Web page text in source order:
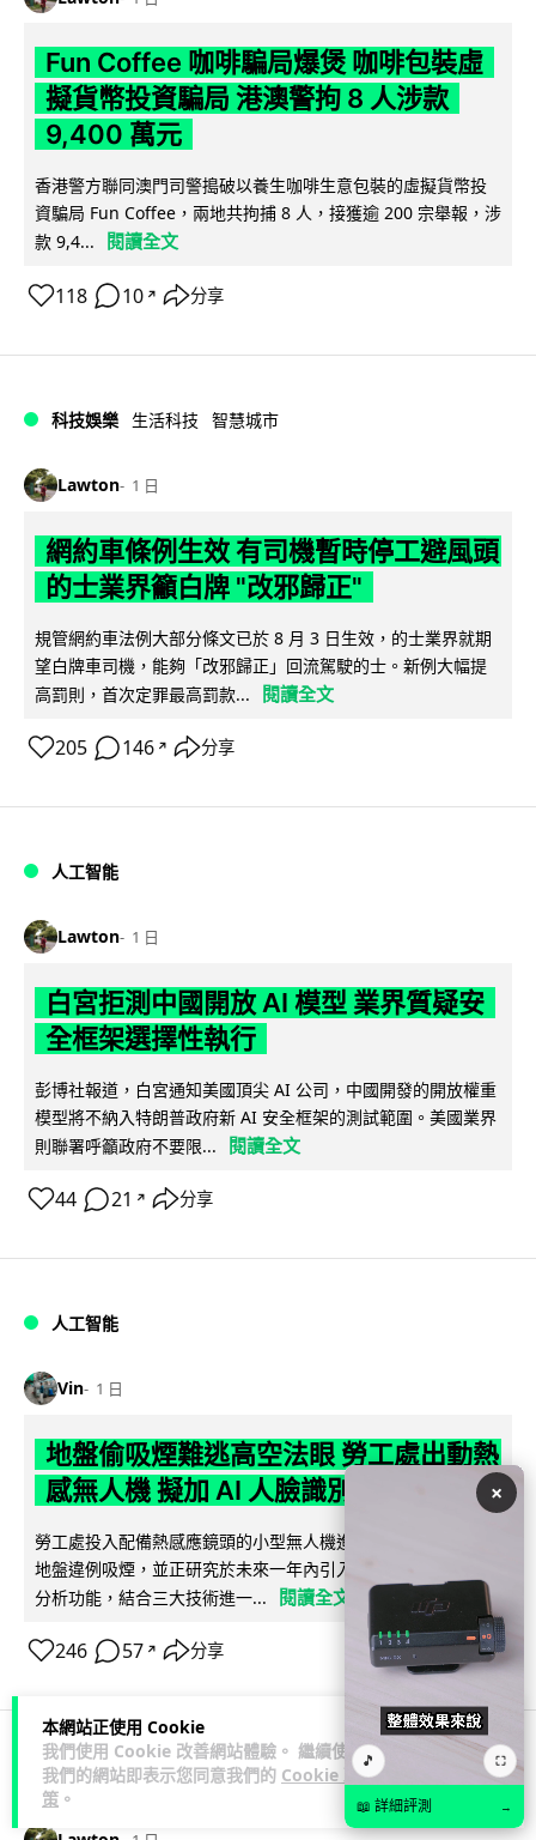
本網站正使用 Cookie
我們使用 Cookie 改善網站體驗。 繼續使用
我們的網站即表示您同意我們的 Cookie 政
策 。
Fun Coffee 咖啡騙局爆煲 咖啡包裝虛
擬貨幣投資騙局 港澳警拘 8 人涉款
9,400 萬元
香港警方聯同澳門司警搗破以養生咖啡生意包裝的虛擬貨幣投
資騙局 Fun Coffee，兩地共拘捕 8 人，接獲逾 200 宗舉報，涉
款 9,4...
閱讀全文
118 10 ↗ 分享
科技娛樂 生活科技 智慧城市
Lawton 1 日
網約車條例生效 有司機暫時停工避風頭
的士業界籲白牌 "改邪歸正"
規管網約車法例大部分條文已於 8 月 3 日生效，的士業界就期
望白牌車司機，能夠「改邪歸正」回流駕駛的士。新例大幅提
高罰則，首次定罪最高罰款...
閱讀全文
205 146 ↗ 分享
人工智能
Lawton 1 日
白宮拒測中國開放 AI 模型 業界質疑安
全框架選擇性執行
彭博社報道，白宮通知美國頂尖 AI 公司，中國開發的開放權重
模型將不納入特朗普政府新 AI 安全框架的測試範圍。美國業界
則聯署呼籲政府不要限...
閱讀全文
44 21 ↗ 分享
人工智能
Vin 1 日
地盤偷吸煙難逃高空法眼 勞工處出動熱
感無人機 擬加 AI 人臉識別精準執法
勞工處投入配備熱感應鏡頭的小型無人機進行高空巡邏以打擊
地盤違例吸煙，並正研究於未來一年內引入 AI 人臉識別與行為
分析功能，結合三大技術進一...
閱讀全文
246 57 ↗ 分享
人工智能
×
🎵 ⛶
📖 詳細評測 →